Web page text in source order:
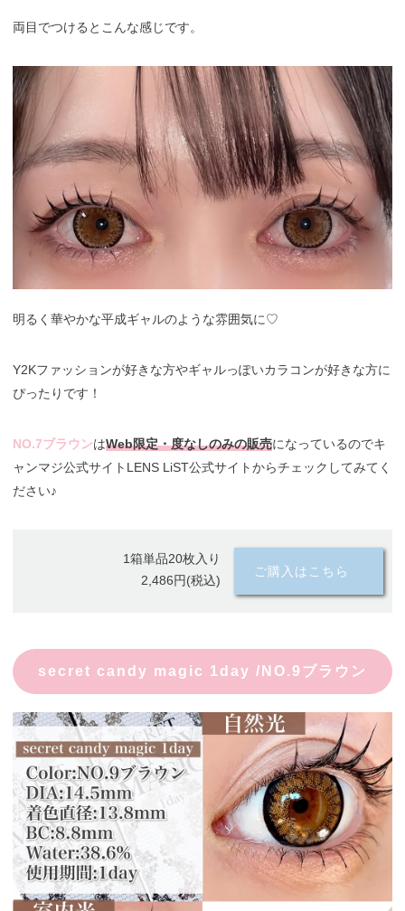
両目でつけるとこんな感じです。
明るく華やかな平成ギャルのような雰囲気に♡
Y2Kファッションが好きな方やギャルっぽいカラコンが好きな方に
ぴったりです！
NO.7ブラウンはWeb限定・度なしのみの販売になっているのでキ
ャンマジ公式サイトLENS LiST公式サイトからチェックしてみてく
ださい♪
1箱単品20枚入り
2,486円(税込)
ご購入はこちら
secret candy magic 1day /NO.9ブラウン